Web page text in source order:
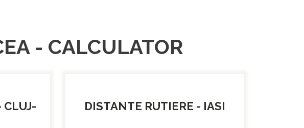
- CALCULATOR
CLUJ-
DISTANTE RUTIERE - IASI